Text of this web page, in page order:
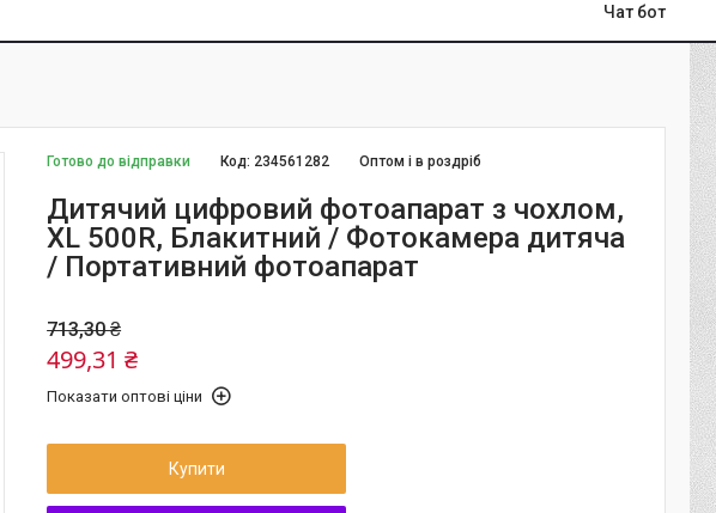
Чат бот
Готово до відправки Оптом і в роздріб
Код: 234561282
Дитячий цифровий фотоапарат з чохлом,
XL 500R, Блакитний / Фотокамера дитяча
/ Портативний фотоапарат
713,30 ₴
499,31 ₴
Показати оптові ціни
Купити